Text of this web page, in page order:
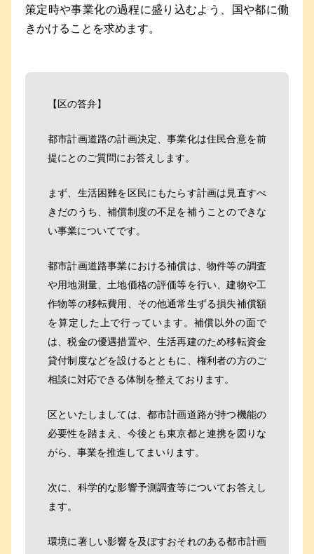
策定時や事業化の過程に盛り込むよう、国や都に働
きかけることを求めます。
【区の答弁】
都市計画道路の計画決定、事業化は住民合意を前
提にとのご質問にお答えします。
まず、生活困難を区民にもたらす計画は見直すべ
きだのうち、補償制度の不足を補うことのできな
い事業についてです。
都市計画道路事業における補償は、物件等の調査
や用地測量、土地価格の評価等を行い、建物や工
作物等の移転費用、その他通常生ずる損失補償額
を算定した上で行っています。補償以外の面で
は、税金の優遇措置や、生活再建のため移転資金
貸付制度などを設けるとともに、権利者の方のご
相談に対応できる体制を整えております。
区といたしましては、都市計画道路が持つ機能の
必要性を踏まえ、今後とも東京都と連携を図りな
がら、事業を推進してまいります。
次に、科学的な影響予測調査等についてお答えし
ます。
環境に著しい影響を及ぼすおそれのある都市計画